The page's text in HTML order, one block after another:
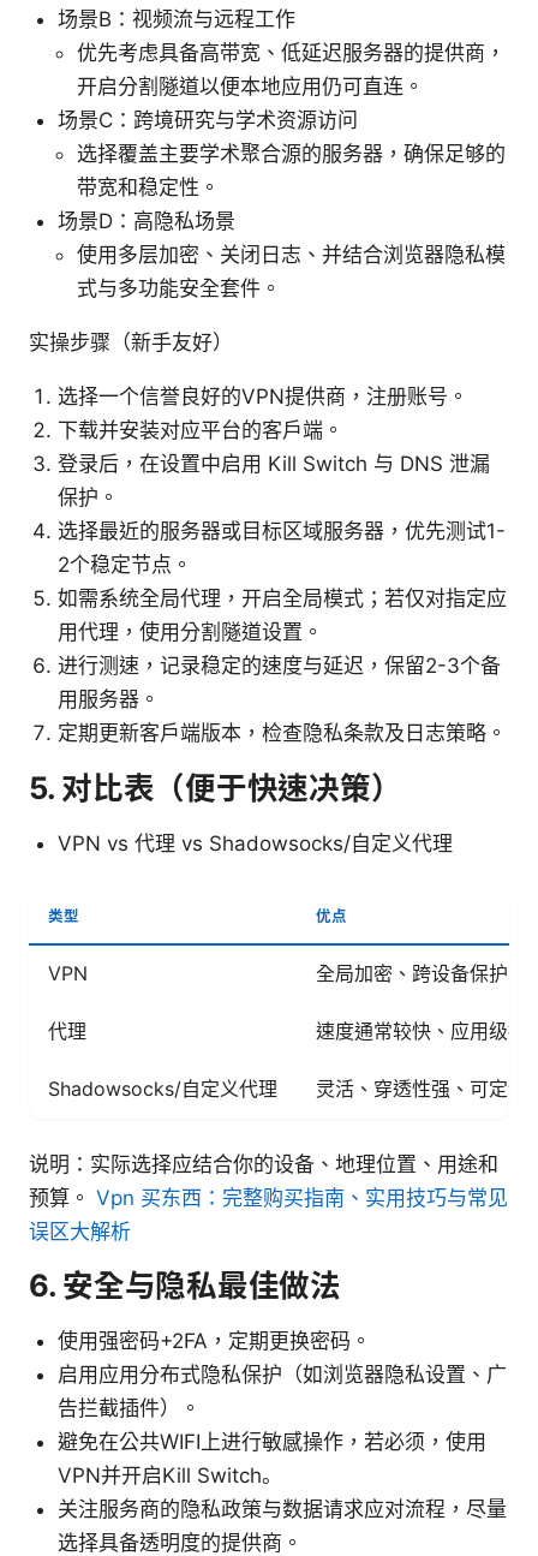
场景B：视频流与远程工作
优先考虑具备高带宽、低延迟服务器的提供商，
开启分割隧道以便本地应用仍可直连。
场景C：跨境研究与学术资源访问
选择覆盖主要学术聚合源的服务器，确保足够的
带宽和稳定性。
场景D：高隐私场景
使用多层加密、关闭日志、并结合浏览器隐私模
式与多功能安全套件。
实操步骤（新手友好）
选择一个信誉良好的VPN提供商，注册账号。
下载并安装对应平台的客户端。
登录后，在设置中启用 Kill Switch 与 DNS 泄漏
保护。
选择最近的服务器或目标区域服务器，优先测试1-
2个稳定节点。
如需系统全局代理，开启全局模式；若仅对指定应
用代理，使用分割隧道设置。
进行测速，记录稳定的速度与延迟，保留2-3个备
用服务器。
定期更新客户端版本，检查隐私条款及日志策略。
5. 对比表（便于快速决策）
VPN vs 代理 vs Shadowsocks/自定义代理
类型 优点
VPN 全局加密、跨设备保护、
代理 速度通常较快、应用级控
Shadowsocks/自定义代理 灵活、穿透性强、可定制
说明：实际选择应结合你的设备、地理位置、用途和
预算。 Vpn 买东西：完整购买指南、实用技巧与常见
误区大解析
6. 安全与隐私最佳做法
使用强密码+2FA，定期更换密码。
启用应用分布式隐私保护（如浏览器隐私设置、广
告拦截插件）。
避免在公共WIFI上进行敏感操作，若必须，使用
VPN并开启Kill Switch。
关注服务商的隐私政策与数据请求应对流程，尽量
选择具备透明度的提供商。